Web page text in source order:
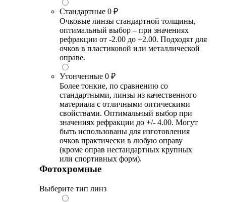
Стандартные 0 ₽
Очковые линзы стандартной толщины,
оптимальный выбор – при значениях
рефракции от -2.00 до +2.00. Подходят для
очков в пластиковой или металлической
оправе.
Утонченные 0 ₽
Более тонкие, по сравнению со
стандартными, линзы из качественного
материала с отличными оптическими
свойствами. Оптимальный выбор при
значениях рефракции до +/- 4.00. Могут
быть использованы для изготовления
очков практически в любую оправу
(кроме оправ нестандартных крупных
или спортивных форм).
Фотохромные
Выберите тип линз